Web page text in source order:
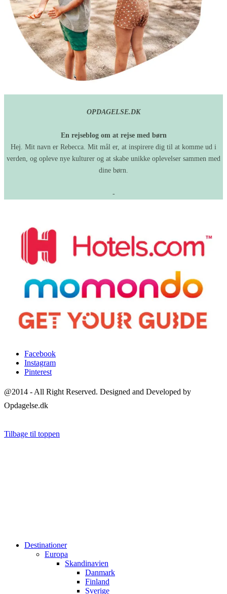
OPDAGELSE.DK
En rejseblog om at rejse med børn
Hej. Mit navn er Rebecca. Mit mål er, at inspirere dig til at komme ud i
verden, og opleve nye kulturer og at skabe unikke oplevelser sammen med
dine børn.
-
Facebook
Instagram
Pinterest
@2014 - All Right Reserved. Designed and Developed by
Opdagelse.dk
Tilbage til toppen
Destinationer
Europa
Skandinavien
Danmark
Finland
Sverige